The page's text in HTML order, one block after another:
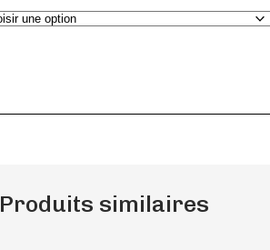
Produits similaires